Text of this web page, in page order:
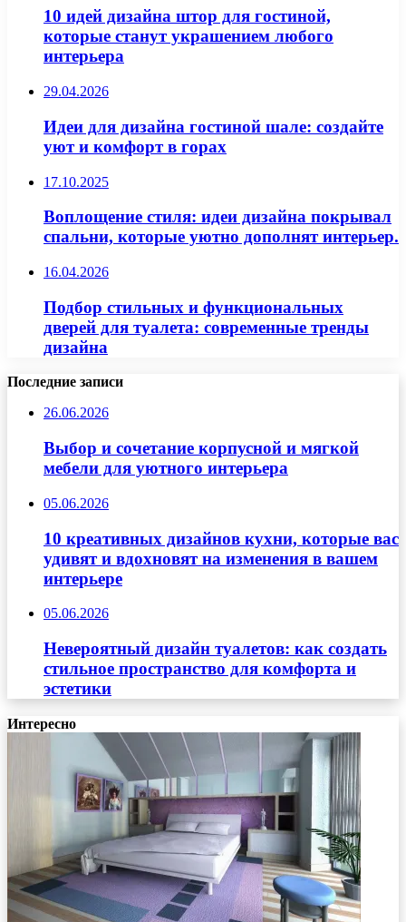
10 идей дизайна штор для гостиной,
которые станут украшением любого
интерьера
29.04.2026
Идеи для дизайна гостиной шале: создайте
уют и комфорт в горах
17.10.2025
Воплощение стиля: идеи дизайна покрывал
спальни, которые уютно дополнят интерьер.
16.04.2026
Подбор стильных и функциональных
дверей для туалета: современные тренды
дизайна
Последние записи
26.06.2026
Выбор и сочетание корпусной и мягкой
мебели для уютного интерьера
05.06.2026
10 креативных дизайнов кухни, которые вас
удивят и вдохновят на изменения в вашем
интерьере
05.06.2026
Невероятный дизайн туалетов: как создать
стильное пространство для комфорта и
эстетики
Интересно